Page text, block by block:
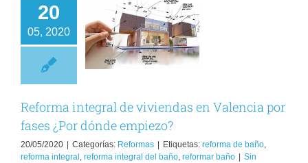
20
05, 2020
integral de
viviendas en
por fases
¿Por dónde
empiezo?
Reformas
Reforma integral de viviendas en Valencia por
fases ¿Por dónde empiezo?
20/05/2020 Categorías: Reformas Etiquetas: reforma de baño,
reforma integral , reforma integral del baño, reformar baño
Sin